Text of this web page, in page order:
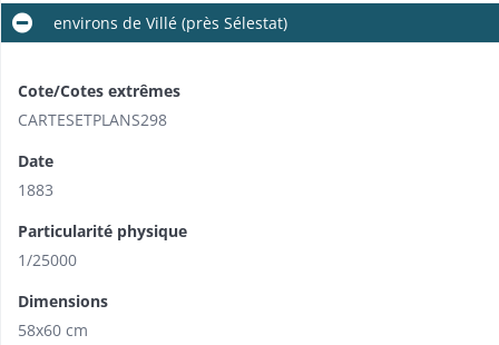
environs de Villé (près Sélestat)
Cote/Cotes extrêmes
CARTESETPLANS298
Date
1883
Particularité physique
1/25000
Dimensions
58x60 cm